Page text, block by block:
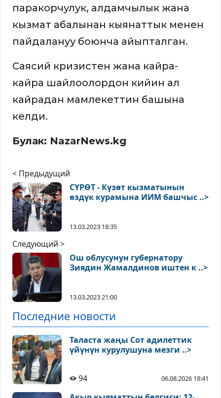
паракорчулук, алдамчылык жана
кызмат абалынан кыянаттык менен
пайдалануу боюнча айыпталган.
Саясий кризистен жана кайра-
кайра шайлоолордон кийин ал
кайрадан мамлекеттин башына
келди.
Булак: NazarNews.kg
< Предыдущий
СҮРӨТ - Күзөт кызматынын
өздүк курамына ИИМ башчыс ..>
13.03.2023 18:35
Следующий >
Ош облусунун губернатору
Зиядин Жамалдинов иштен к ..>
13.03.2023 21:00
Последние новости
Таласта жаңы Сот адилеттик
үйүнүн курулушуна мезги ..>
94 06.08.2026 18:41